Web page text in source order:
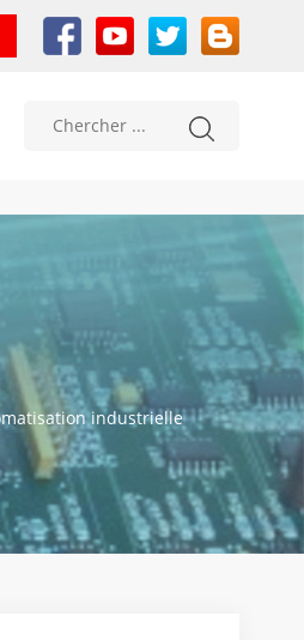
industrielle